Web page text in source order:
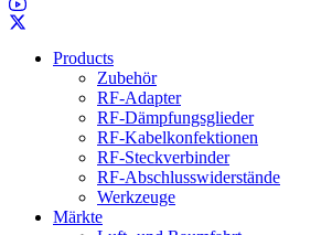
Products
Zubehör
RF-Adapter
RF-Dämpfungsglieder
RF-Kabelkonfektionen
RF-Steckverbinder
RF-Abschlusswiderstände
Werkzeuge
Märkte